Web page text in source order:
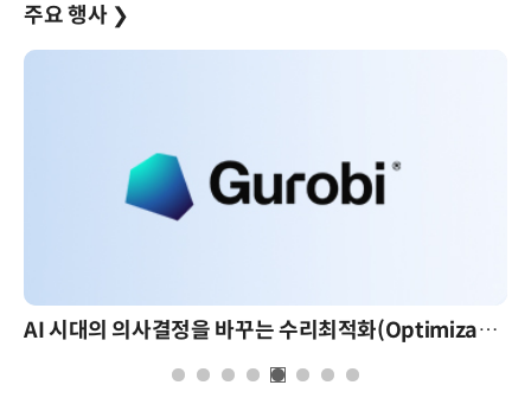
주요 행사 ❯
AI 시대의 의사결정을 바꾸는 수리최적화(Optimization): 실제 산업 적용 사례와 활용 전략